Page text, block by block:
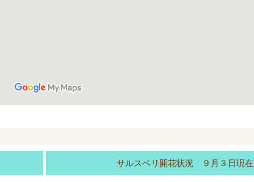
サルスベリ開花状況 ９月３日現在